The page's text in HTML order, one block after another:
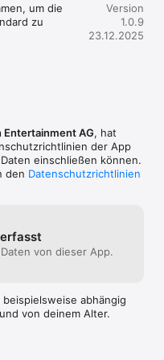
mit 400 Fragen und
fördert Kinder auf eine
Mädchen entwickelt und
den Hörspielen führen
funktioniert:
Ocean-Team!
um die
zu
Version
1.0.9
23.12.2025
Entertainment AG, hat
der App
einschließen können.
den Datenschutzrichtlinien
von dieser App.
abhängig
von deinem Alter.